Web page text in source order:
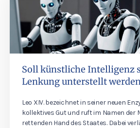
Soll künstliche Intelligenz
Lenkung unterstellt
Leo XIV. bezeichnet in seiner neuen
kollektives Gut und ruft im Namen der
rettenden Hand des Staates. Dabei